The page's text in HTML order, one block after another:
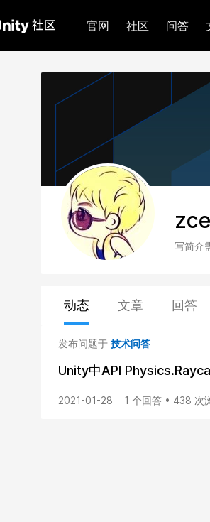
官网 社区 问答
写简介
动态 文章 回答
发布问题于 技术问答
Unity中API
2021-01-28 1 个回答 • 438 次